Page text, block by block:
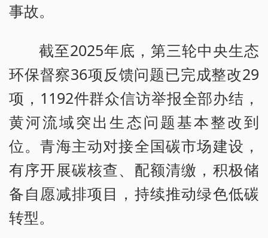
事故。
截至2025年底，第三轮中央生态
环保督察36项反馈问题已完成整改29
项，1192件群众信访举报全部办结，
黄河流域突出生态问题基本整改到
位。青海主动对接全国碳市场建设，
有序开展碳核查、配额清缴，积极储
备自愿减排项目，持续推动绿色低碳
转型。